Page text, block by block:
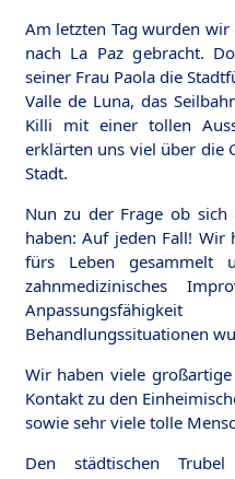
Am letzten Tag wurden
nach La Paz gebracht.
seiner Frau Paola die
Valle de Luna, das
Killi mit einer tollen
erklärten uns viel über die
Stadt.
Nun zu der Frage ob
haben: Auf jeden Fall! Wir
fürs Leben gesammelt
zahnmedizinisches
Behandlungssituationen
Wir haben viele
Kontakt zu den
sowie sehr viele tolle
Den städtischen